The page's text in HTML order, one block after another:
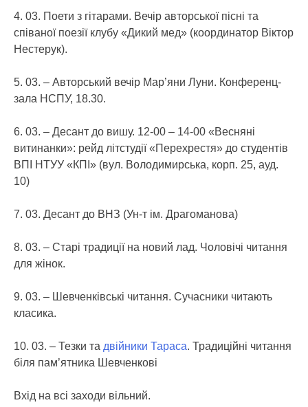
4. 03. Поети з гітарами. Вечір авторської пісні та
співаної поезії клубу «Дикий мед» (координатор Віктор
Нестерук).
5. 03. – Авторський вечір Мар’яни Луни. Конференц-
зала НСПУ, 18.30.
6. 03. – Десант до вишу. 12-00 – 14-00 «Весняні
витинанки»: рейд літстудії «Перехрестя» до студентів
ВПІ НТУУ «КПІ» (вул. Володимирська, корп. 25, ауд.
10)
7. 03. Десант до ВНЗ (Ун-т ім. Драгоманова)
8. 03. – Старі традиції на новий лад. Чоловічі читання
для жінок.
9. 03. – Шевченківські читання. Сучасники читають
класика.
10. 03. – Тезки та двійники Тараса. Традиційні читання
біля пам’ятника Шевченкові
Вхід на всі заходи вільний.